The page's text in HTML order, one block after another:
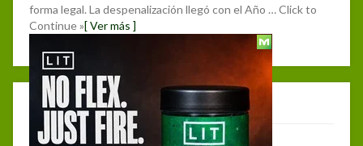
forma legal. La despenalización llegó con el Año … Click to
Continue »[ Ver más ]
Deja un comentario